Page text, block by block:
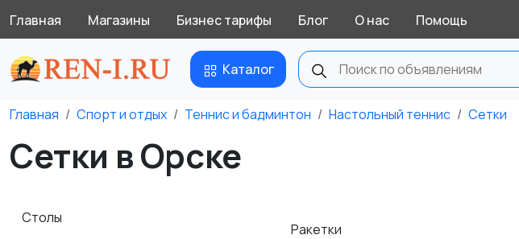
Главная Магазины Бизнес тарифы Блог О нас Помощь
Каталог
Главная Спорт и отдых Теннис и бадминтон Настольный теннис Сетки
Сетки в Орске
Столы
Ракетки